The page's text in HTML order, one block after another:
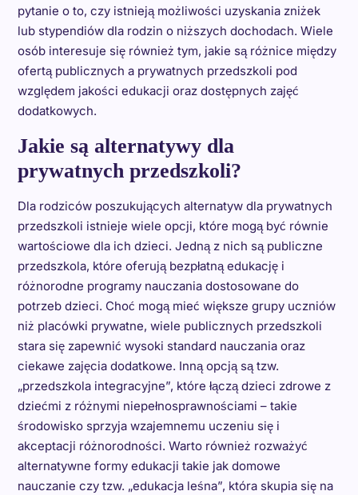
pytanie o to, czy istnieją możliwości uzyskania zniżek
lub stypendiów dla rodzin o niższych dochodach. Wiele
osób interesuje się również tym, jakie są różnice między
ofertą publicznych a prywatnych przedszkoli pod
względem jakości edukacji oraz dostępnych zajęć
dodatkowych.
Jakie są alternatywy dla
prywatnych przedszkoli?
Dla rodziców poszukujących alternatyw dla prywatnych
przedszkoli istnieje wiele opcji, które mogą być równie
wartościowe dla ich dzieci. Jedną z nich są publiczne
przedszkola, które oferują bezpłatną edukację i
różnorodne programy nauczania dostosowane do
potrzeb dzieci. Choć mogą mieć większe grupy uczniów
niż placówki prywatne, wiele publicznych przedszkoli
stara się zapewnić wysoki standard nauczania oraz
ciekawe zajęcia dodatkowe. Inną opcją są tzw.
„przedszkola integracyjne”, które łączą dzieci zdrowe z
dziećmi z różnymi niepełnosprawnościami – takie
środowisko sprzyja wzajemnemu uczeniu się i
akceptacji różnorodności. Warto również rozważyć
alternatywne formy edukacji takie jak domowe
nauczanie czy tzw. „edukacja leśna”, która skupia się na